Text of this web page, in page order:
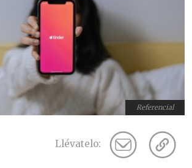
Referencial
Llévatelo: